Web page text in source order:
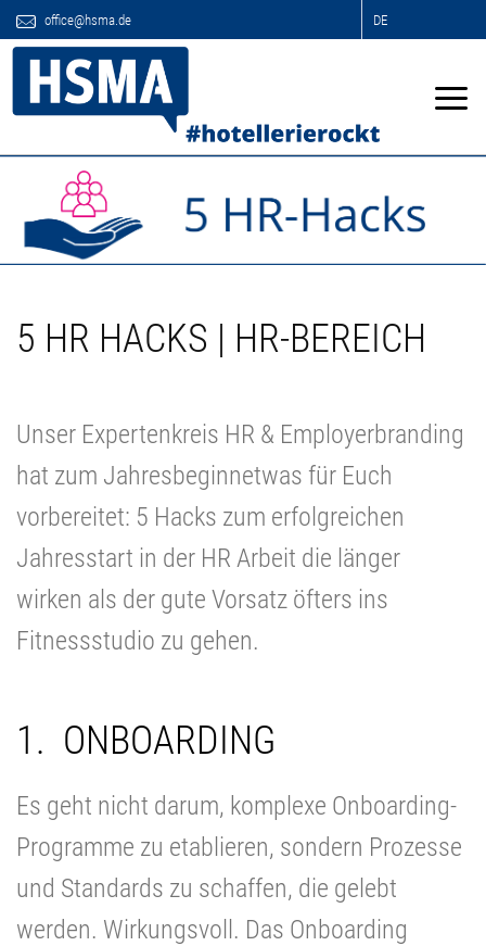
office@hsma.de DE
5 HR HACKS | HR-BEREICH
Unser Expertenkreis HR & Employerbranding
hat zum Jahresbeginnetwas für Euch
vorbereitet: 5 Hacks zum erfolgreichen
Jahresstart in der HR Arbeit die länger
wirken als der gute Vorsatz öfters ins
Fitnessstudio zu gehen.
1. ONBOARDING
Es geht nicht darum, komplexe Onboarding-
Programme zu etablieren, sondern Prozesse
und Standards zu schaffen, die gelebt
werden. Wirkungsvoll. Das Onboarding